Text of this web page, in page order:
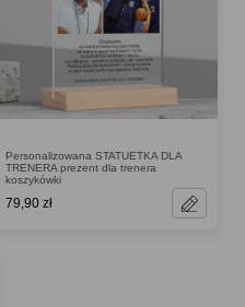
Personalizowana STATUETKA DLA
TRENERA prezent dla trenera
koszykówki
79,90 zł